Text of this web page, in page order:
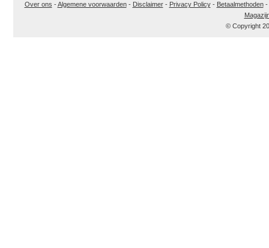
Over ons -Algemene voorwaarden- Disclaimer- Privacy Policy- Betaalmethoden-
© Copyright